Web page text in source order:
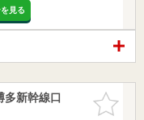
見る
お気に入
りに追加
多新幹線口